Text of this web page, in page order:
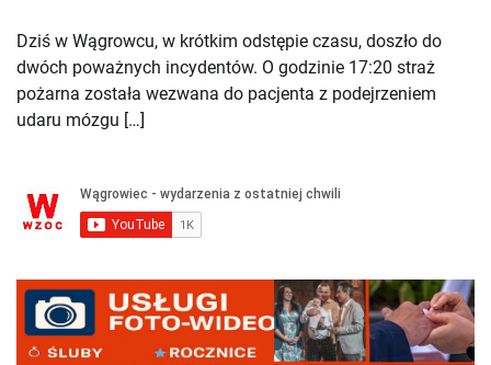
Dziś w Wągrowcu, w krótkim odstępie czasu, doszło do
dwóch poważnych incydentów. O godzinie 17:20 straż
pożarna została wezwana do pacjenta z podejrzeniem
udaru mózgu […]